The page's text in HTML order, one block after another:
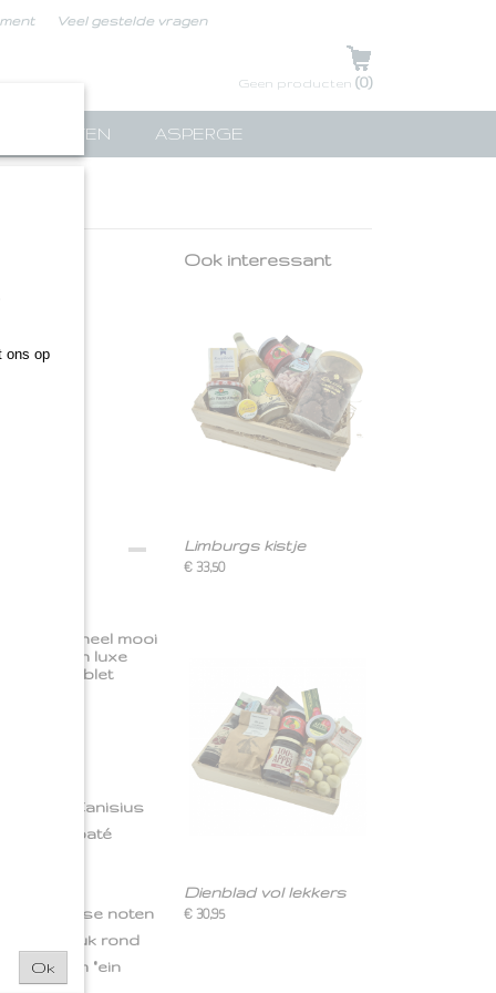
Veel gestelde vragen
UW WINKELWAGEN
Geen producten (0)
ASPERGE
we een heel mooi
sapje, een luxe
tablet
van Canisius
paté
is een
van diverse noten
in een leuk rond
Kortom "ein
Ook interessant
Limburgs kistje
€ 33,50
Dienblad vol lekkers
€ 30,95
ons op
Ok